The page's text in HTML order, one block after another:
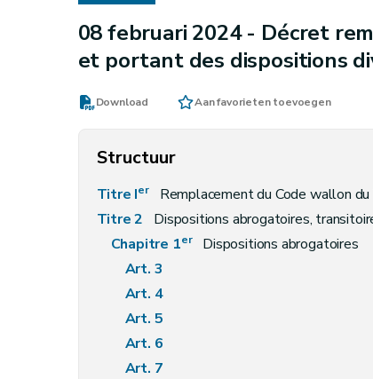
08 februari 2024 - Décret
et portant des dispositions
Download Aan favorieten toevoegen
Structuur
Titre Ier
Remplacement du Code wallon
Titre 2
Dispositions abrogatoires,
Chapitre 1er
Dispositions abrogatoires
Art. 3
Art. 4
Art. 5
Art. 6
Art. 7